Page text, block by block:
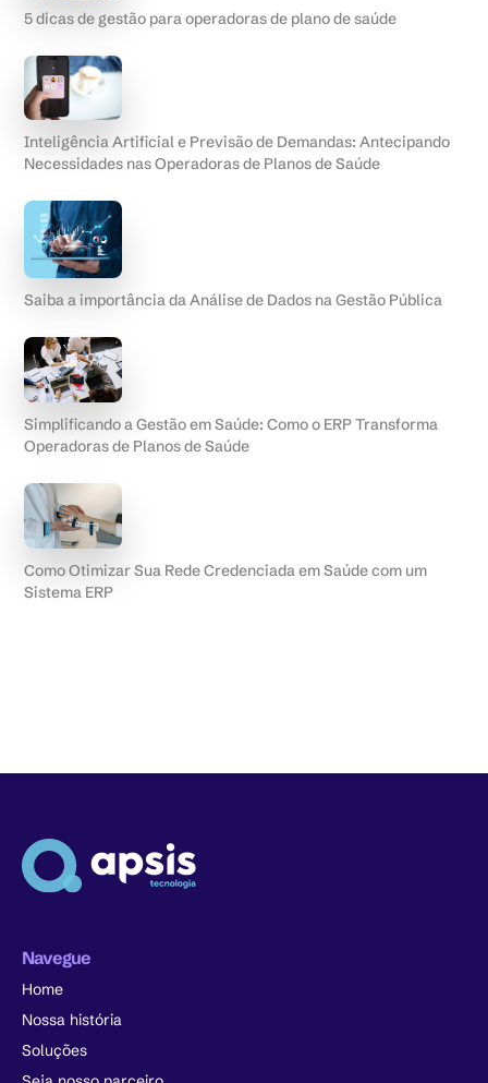
5 dicas de gestão para operadoras de plano de saúde
Inteligência Artificial e Previsão de Demandas: Antecipando
Necessidades nas Operadoras de Planos de Saúde
Saiba a importância da Análise de Dados na Gestão Pública
Simplificando a Gestão em Saúde: Como o ERP Transforma
Operadoras de Planos de Saúde
Como Otimizar Sua Rede Credenciada em Saúde com um
Sistema ERP
Navegue
Home
Nossa história
Soluções